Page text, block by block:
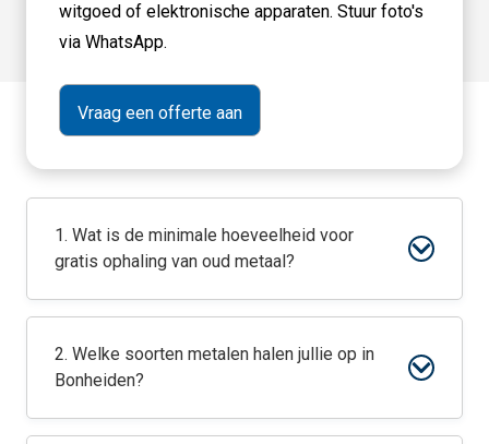
witgoed of elektronische apparaten. Stuur foto's
via WhatsApp.
1. Wat is de minimale hoeveelheid voor
gratis ophaling van oud metaal?
2. Welke soorten metalen halen jullie op in
Bonheiden?